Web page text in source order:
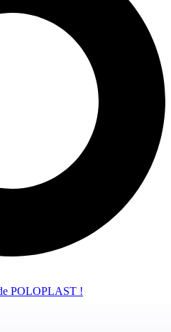
POLOPLAST !